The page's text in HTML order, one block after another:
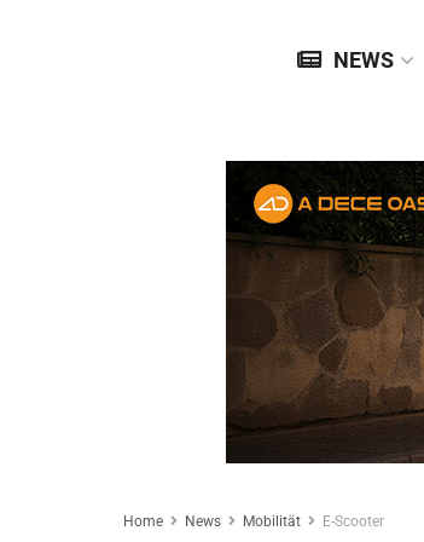
NEWS
Home News Mobilität E-Scooter